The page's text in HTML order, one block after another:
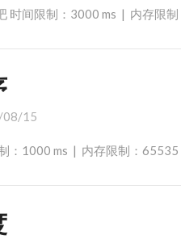
时间限制：3000 ms | 内存限
08/15
：1000 ms | 内存限制：